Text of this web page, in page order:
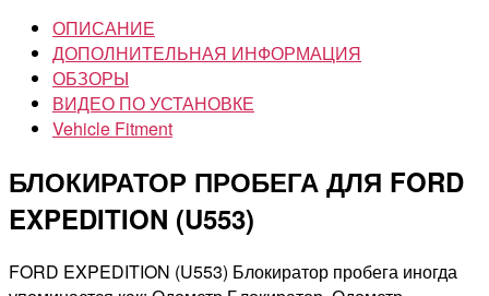
ОПИСАНИЕ
ДОПОЛНИТЕЛЬНАЯ ИНФОРМАЦИЯ
ОБЗОРЫ
ВИДЕО ПО УСТАНОВКЕ
Vehicle Fitment
БЛОКИРАТОР ПРОБЕГА ДЛЯ FORD
EXPEDITION (U553)
FORD EXPEDITION (U553) Блокиратор пробега иногда